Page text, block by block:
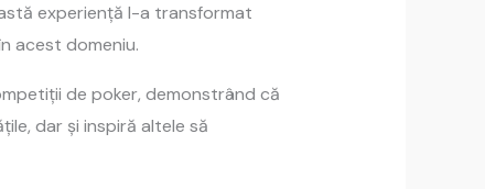
experiență l-a transformat
acest domeniu.
de poker, demonstrând că
dar și inspiră altele să